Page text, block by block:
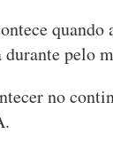
pelo
no